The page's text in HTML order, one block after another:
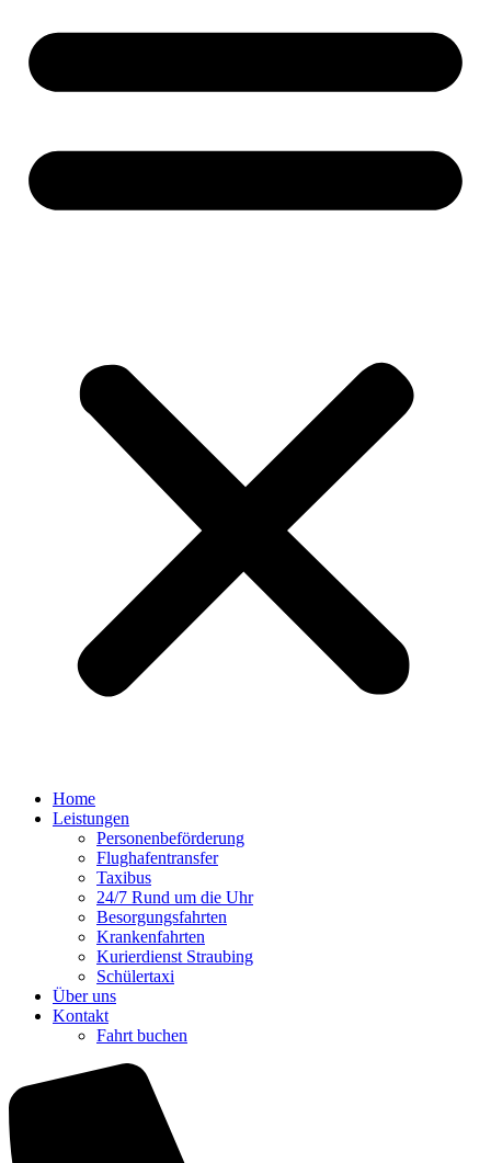
Home
Leistungen
Personenbeförderung
Flughafentransfer
Taxibus
24/7 Rund um die Uhr
Besorgungsfahrten
Krankenfahrten
Kurierdienst Straubing
Schülertaxi
Über uns
Kontakt
Fahrt buchen